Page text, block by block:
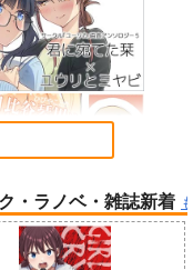
ロシア語でデレる勇者
ーリャさん
ンジョン攻略記 19
劇 レヴュースタァ
ペシャルライブ “St
Blu-ray(初回限
・ラノベ・雑誌新着